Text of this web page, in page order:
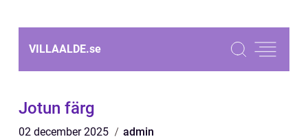
VILLAALDE.se
Jotun färg
02 december 2025 admin